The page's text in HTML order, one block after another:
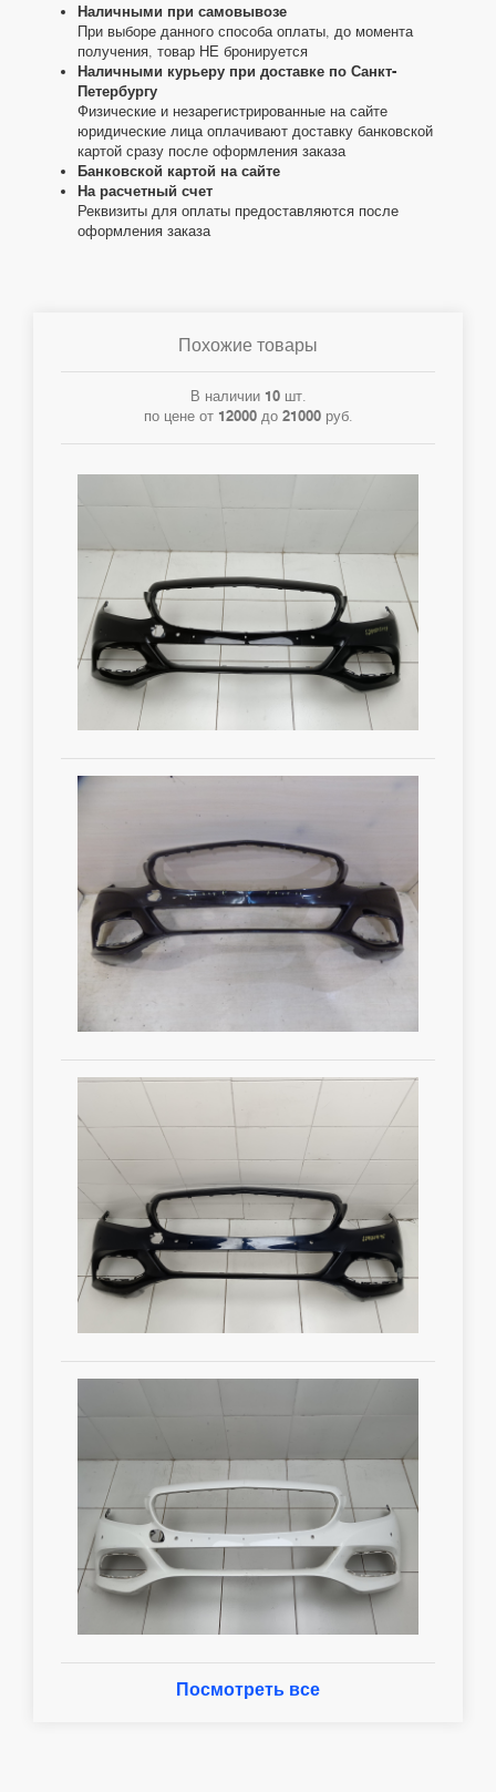
Наличными при самовывозе
При выборе данного способа оплаты, до момента
получения, товар НЕ бронируется
Наличными курьеру при доставке по Санкт-
Петербургу
Физические и незарегистрированные на сайте
юридические лица оплачивают доставку банковской
картой сразу после оформления заказа
Банковской картой на сайте
На расчетный счет
Реквизиты для оплаты предоставляются после
оформления заказа
Похожие товары
В наличии 10шт.
по цене от 12000до 21000руб.
Посмотреть все